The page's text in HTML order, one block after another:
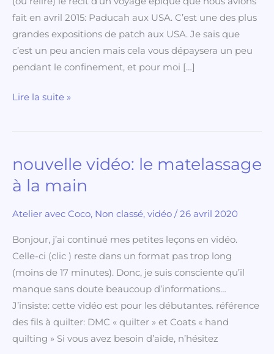
fait en avril 2015: Paducah aux USA. C’est une des plus
grandes expositions de patch aux USA. Je sais que
c’est un peu ancien mais cela vous dépaysera un peu
pendant le confinement, et pour moi […]
Lire la suite »
nouvelle vidéo: le matelassage
à la main
Atelier avec Coco, Non classé, vidéo / 26 avril 2020
Bonjour, j’ai continué mes petites leçons en vidéo.
Celle-ci (clic ) reste dans un format pas trop long
(moins de 17 minutes). Donc, je suis consciente qu’il
manque sans doute beaucoup d’informations…
J’insiste: cette vidéo est pour les débutantes. référence
des fils à quilter: DMC « quilter » et Coats « hand
quilting » Si vous avez besoin d’aide, n’hésitez
nouvelle
vidéo:
le
matelassage
la
main